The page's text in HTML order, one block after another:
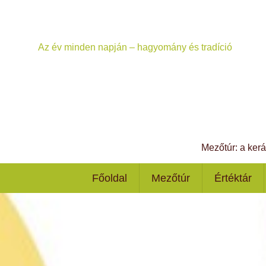
Az év minden napján – hagyomány és tradíció
Mezőtúr: a
Főoldal Mezőtúr Értéktár